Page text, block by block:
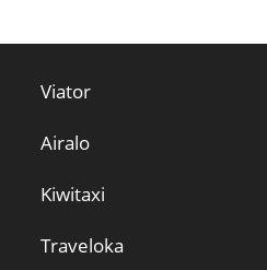
Viator
Airalo
Kiwitaxi
Traveloka